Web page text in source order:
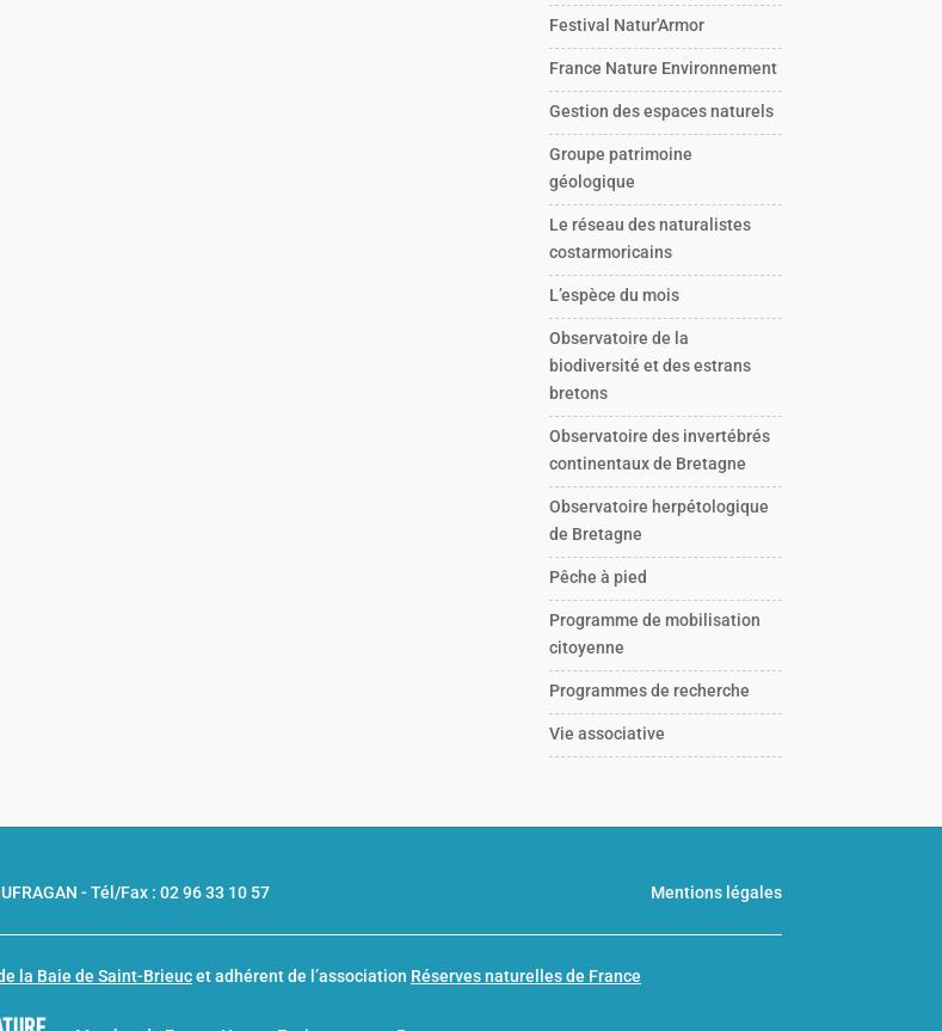
Festival Natur'Armor
France Nature Environnement
Gestion des espaces naturels
Groupe patrimoine
géologique
Le réseau des naturalistes
costarmoricains
L’espèce du mois
Observatoire de la
biodiversité et des estrans
bretons
Observatoire des invertébrés
continentaux de Bretagne
Observatoire herpétologique
de Bretagne
Pêche à pied
Programme de mobilisation
citoyenne
Programmes de recherche
Vie associative
-Tél/Fax : 02 96 33 10 57 Mentions légales
la Baie de Saint-Brieucet adhérent de l’association Réserves naturelles de France